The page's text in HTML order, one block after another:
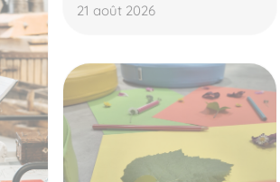
21 août 2026